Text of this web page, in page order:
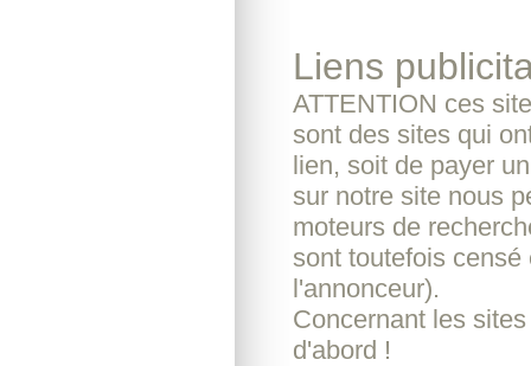
Liens
ATTENTION ces
sont des sites qui
lien, soit de payer
sur notre site nous
moteurs de
sont toutefois censé
l'annonceur).
Concernant les
d'abord !